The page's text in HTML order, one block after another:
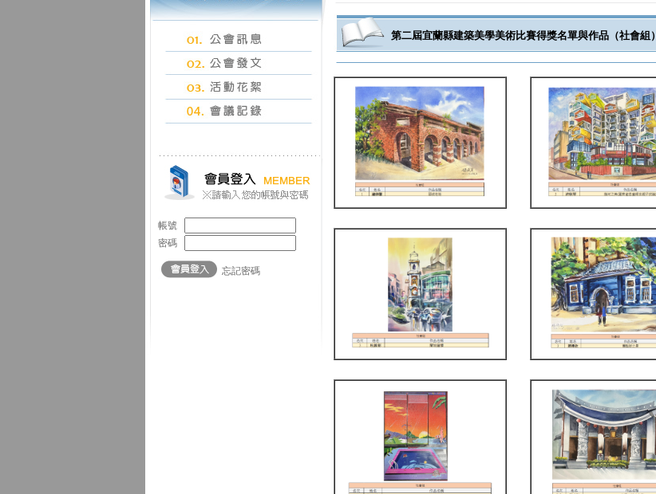
帳號
密碼
忘記密碼
第二屆宜蘭縣建築美學美術比賽得獎名單與作品（社會組）